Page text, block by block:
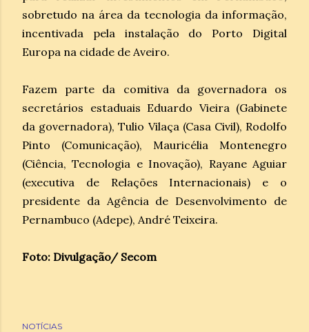
sobretudo na área da tecnologia da informação,
incentivada pela instalação do Porto Digital
Europa na cidade de Aveiro.
Fazem parte da comitiva da governadora os
secretários estaduais Eduardo Vieira (Gabinete
da governadora), Tulio Vilaça (Casa Civil), Rodolfo
Pinto (Comunicação), Mauricélia Montenegro
(Ciência, Tecnologia e Inovação), Rayane Aguiar
(executiva de Relações Internacionais) e o
presidente da Agência de Desenvolvimento de
Pernambuco (Adepe), André Teixeira.
Foto: Divulgação/ Secom
NOTÍCIAS